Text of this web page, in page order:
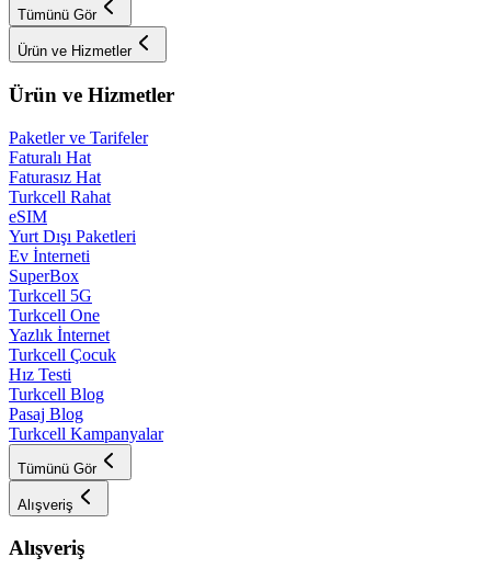
Tümünü Gör
Ürün ve Hizmetler
Ürün ve Hizmetler
Paketler ve Tarifeler
Faturalı Hat
Faturasız Hat
Turkcell Rahat
eSIM
Yurt Dışı Paketleri
Ev İnterneti
SuperBox
Turkcell 5G
Turkcell One
Yazlık İnternet
Turkcell Çocuk
Hız Testi
Turkcell Blog
Pasaj Blog
Turkcell Kampanyalar
Tümünü Gör
Alışveriş
Alışveriş